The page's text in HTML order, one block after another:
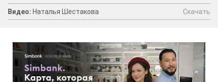
Видео:Наталья Шестакова
Видео: Наталья Шестакова Скачать